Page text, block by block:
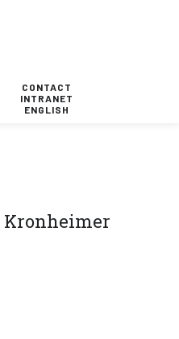
CONTACT
INTRANET
ENGLISH